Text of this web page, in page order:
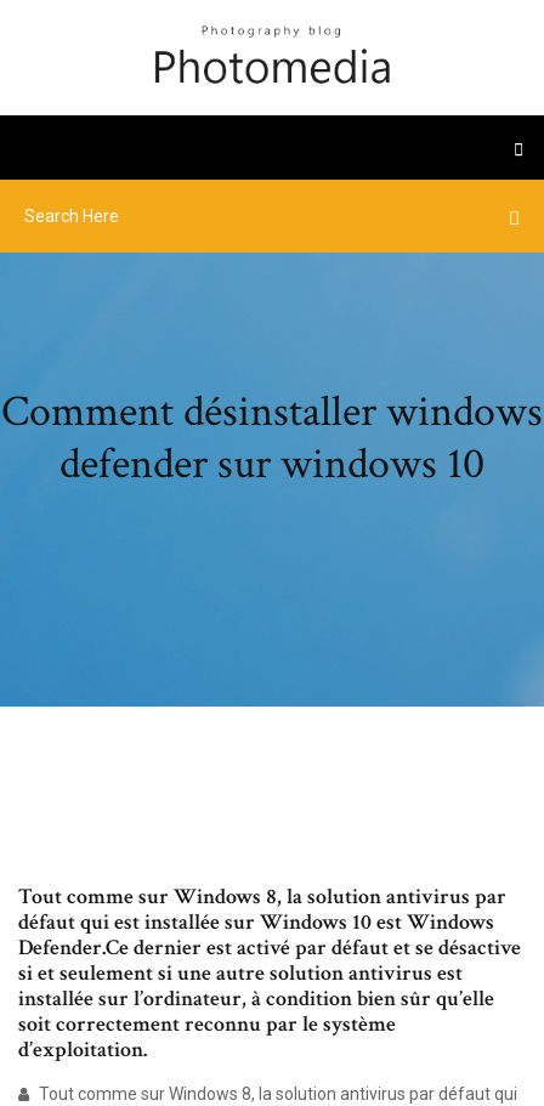
Comment désinstaller windows
defender sur windows 10
Tout comme sur Windows 8, la solution antivirus par
défaut qui est installée sur Windows 10 est Windows
Defender.Ce dernier est activé par défaut et se désactive
si et seulement si une autre solution antivirus est
installée sur l’ordinateur, à condition bien sûr qu’elle
soit correctement reconnu par le système
d’exploitation.
Tout comme sur Windows 8, la solution antivirus par défaut qui